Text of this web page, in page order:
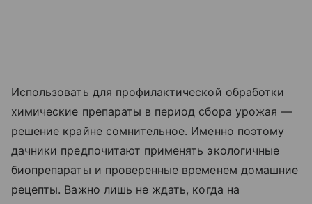
Использовать для профилактической обработки
химические препараты в период сбора урожая —
решение крайне сомнительное. Именно поэтому
дачники предпочитают применять экологичные
биопрепараты и проверенные временем домашние
рецепты. Важно лишь не ждать, когда на